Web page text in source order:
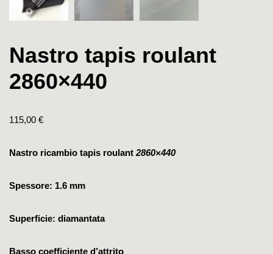
Nastro tapis roulant
2860×440
115,00 €
Nastro ricambio tapis roulant 2860×440
Spessore: 1.6 mm
Superficie: diamantata
Basso coefficiente d’attrito